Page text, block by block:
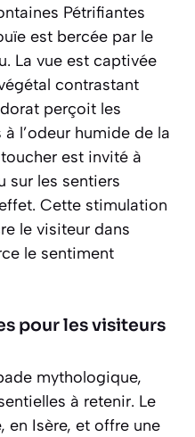
Pétrifiantes
est bercée par le
La vue est captivée
contrastant
perçoit les
l’odeur humide de la
est invité à
sur les sentiers
Cette stimulation
le visiteur dans
le sentiment
pour les visiteurs
mythologique,
à retenir. Le
en Isère, et offre une